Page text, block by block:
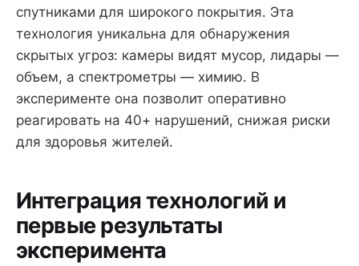
спутниками для широкого покрытия. Эта
технология уникальна для обнаружения
скрытых угроз: камеры видят мусор, лидары —
объем, а спектрометры — химию. В
эксперименте она позволит оперативно
реагировать на 40+ нарушений, снижая риски
для здоровья жителей.
Интеграция технологий и
первые результаты
эксперимента